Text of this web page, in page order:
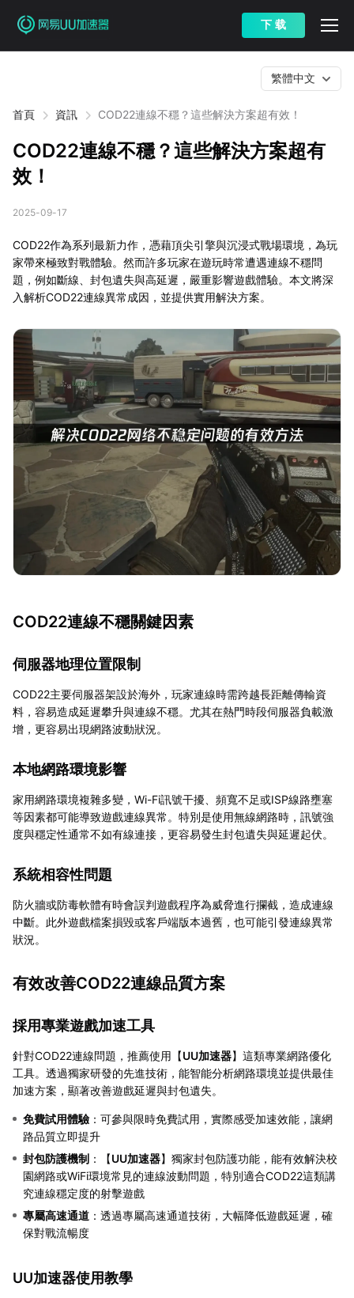
下 载
首頁 資訊 COD22連線不穩？這些解決方案超有效！
繁體中文
COD22連線不穩？這些解決方案超有
效！
2025-09-17
COD22作為系列最新力作，憑藉頂尖引擎與沉浸式戰場環境，為玩
家帶來極致對戰體驗。然而許多玩家在遊玩時常遭遇連線不穩問
題，例如斷線、封包遺失與高延遲，嚴重影響遊戲體驗。本文將深
入解析COD22連線異常成因，並提供實用解決方案。
COD22連線不穩關鍵因素
伺服器地理位置限制
COD22主要伺服器架設於海外，玩家連線時需跨越長距離傳輸資
料，容易造成延遲攀升與連線不穩。尤其在熱門時段伺服器負載激
增，更容易出現網路波動狀況。
本地網路環境影響
家用網路環境複雜多變，Wi-Fi訊號干擾、頻寬不足或ISP線路壅塞
等因素都可能導致遊戲連線異常。特別是使用無線網路時，訊號強
度與穩定性通常不如有線連接，更容易發生封包遺失與延遲起伏。
系統相容性問題
防火牆或防毒軟體有時會誤判遊戲程序為威脅進行攔截，造成連線
中斷。此外遊戲檔案損毀或客戶端版本過舊，也可能引發連線異常
狀況。
有效改善COD22連線品質方案
採用專業遊戲加速工具
針對COD22連線問題，推薦使用【UU加速器】這類專業網路優化
工具。透過獨家研發的先進技術，能智能分析網路環境並提供最佳
加速方案，顯著改善遊戲延遲與封包遺失。
免費試用體驗 ：可參與限時免費試用，實際感受加速效能，讓網
路品質立即提升
封包防護機制 ：【UU加速器】獨家封包防護功能，能有效解決校
園網路或WiFi環境常見的連線波動問題，特別適合COD22這類講
究連線穩定度的射擊遊戲
專屬高速通道 ：透過專屬高速通道技術，大幅降低遊戲延遲，確
保對戰流暢度
UU加速器使用教學